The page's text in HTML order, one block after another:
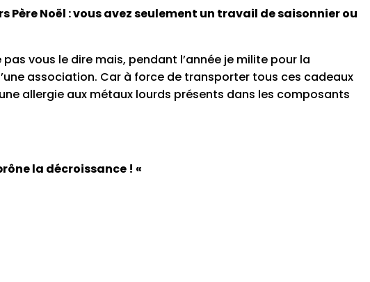
Père Noël : vous avez seulement un travail de saisonnier ou
vous le dire mais, pendant l’année je milite pour la
association. Car à force de transporter tous ces cadeaux
allergie aux métaux lourds présents dans les composants
la décroissance ! «